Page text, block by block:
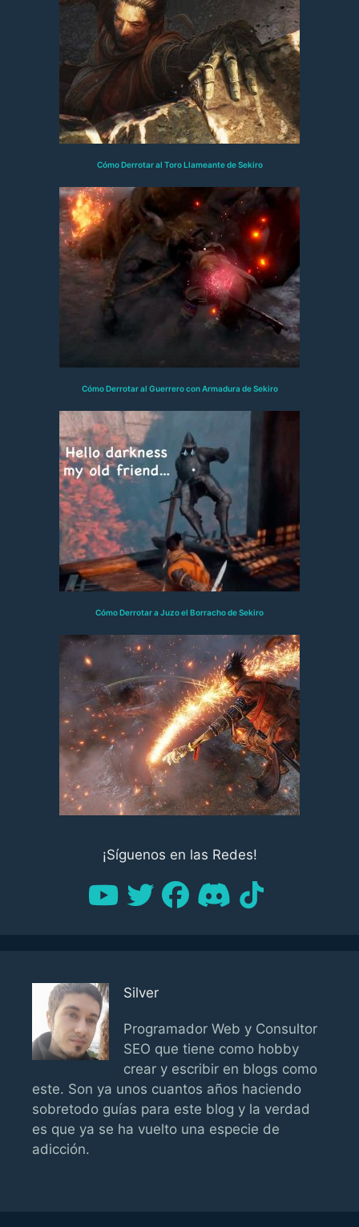
Cómo Derrotar al Toro Llameante de Sekiro
Cómo Derrotar al Guerrero con Armadura de Sekiro
Cómo Derrotar a Juzo el Borracho de Sekiro
¡Síguenos en las Redes!
Silver
Programador Web y Consultor
SEO que tiene como hobby
crear y escribir en blogs como
este. Son ya unos cuantos años haciendo
sobretodo guías para este blog y la verdad
es que ya se ha vuelto una especie de
adicción.